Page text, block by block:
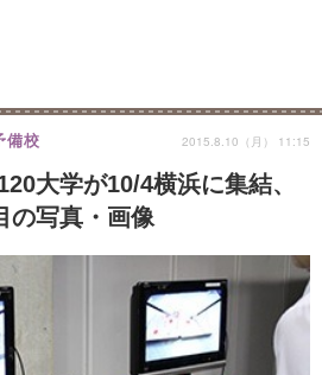
大学が10/4横浜に集結、
の写真・画像
備校 2015.8.10（月） 11:15